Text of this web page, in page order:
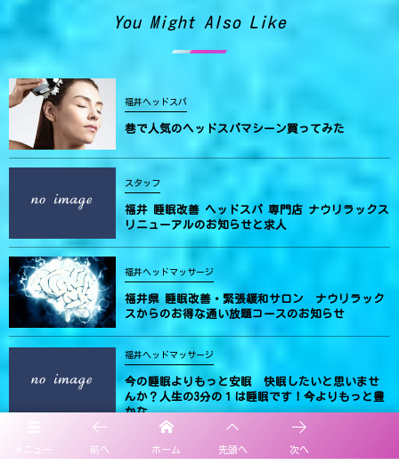
You Might Also Like
福井ヘッドスパ
巷で人気のヘッドスパマシーン買ってみた
スタッフ
福井 睡眠改善 ヘッドスパ 専門店 ナウリラックス
リニューアルのお知らせと求人
福井ヘッドマッサージ
福井県 睡眠改善・緊張緩和サロン ナウリラック
スからのお得な通い放題コースのお知らせ
福井ヘッドマッサージ
今の睡眠よりもっと安眠 快眠したいと思いませ
んか？人生の3分の１は睡眠です！今よりもっと豊
かな...
前へ 次へ
メニュー ホーム 先頭へ